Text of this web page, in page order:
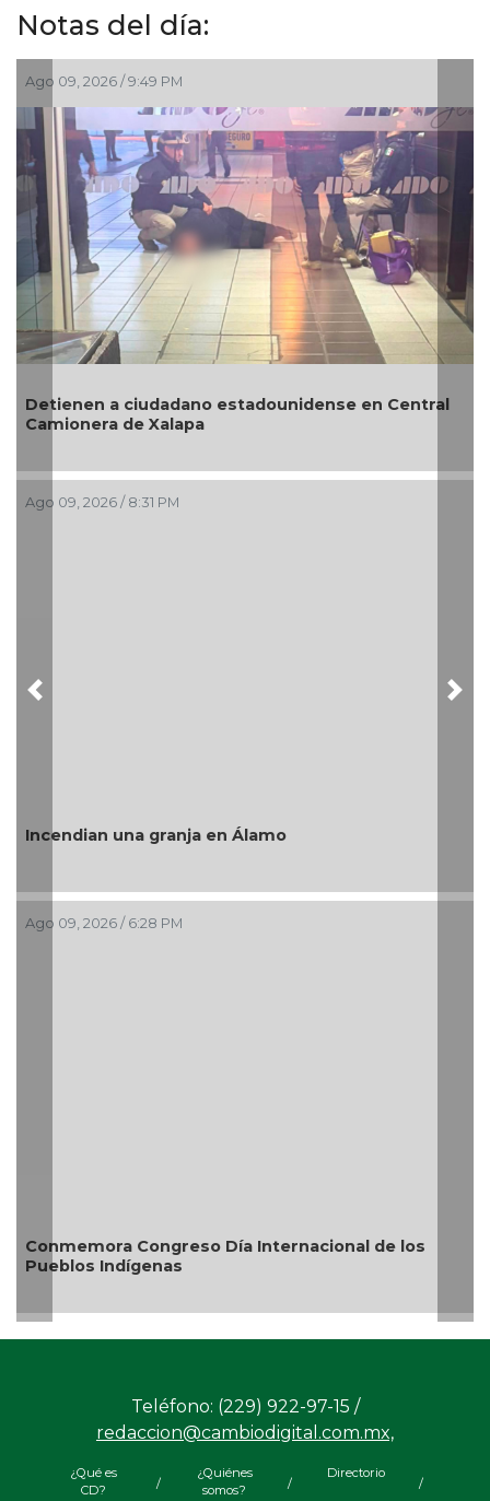
Notas del día:
Ago 09, 2026 / 3:01 PM
Revelan que Ángel Aguirre habría solicitado
desaparecer pruebas del caso Ayotzinapa
su sobrino “estaba al tanto”
Ago 09, 2026 / 2:51 PM
“Este es el verdadero Coatzacoalcos”: Pedro
Rosaldo destaca éxito del Festival del Mar
Ago 09, 2026 / 2:28 PM
Rosa María reafirma compromiso ambiental
20 mil árboles sembrados
Previous
Teléfono: (229) 922-97-15 /
redaccion@cambiodigital.com.mx,
¿Qué es
CD?
/
¿Quiénes
somos?
/
Directorio
/